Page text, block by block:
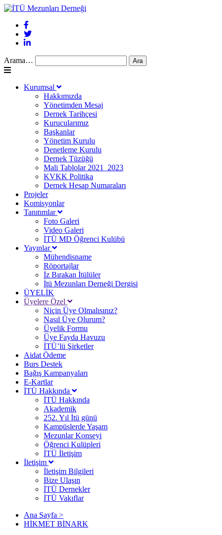
Arama…
Kurumsal
Hakkımızda
Yönetimden Mesaj
Dernek Tarihçesi
Kurucularımız
Başkanlar
Yönetim Kurulu
Denetleme Kurulu
Dernek Tüzüğü
Mali Tablolar 2021_2023
KVKK Politika
Dernek Hesap Numaraları
Projeler
Komisyonlar
Tanıtımlar
Foto Galeri
Video Galeri
İTÜ MD Öğrenci Kulübü
Yayınlar
Mühendisname
Röportajlar
İz Bırakan İtülüler
İtü Mezunları Derneği Dergisi
ÜYELİK
Üyelere Özel
Niçin Üye Olmalısınız?
Nasıl Üye Olurum?
Üyelik Formu
Üye Fayda Havuzu
İTÜ’lü Şirketler
Aidat Ödeme
Burs Destek
Bağış Kampanyaları
E-Kartlar
İTÜ Hakkında
İTÜ Hakkında
Akademik
252. Yıl İtü günü
Kampüslerde Yaşam
Mezunlar Konseyi
Öğrenci Kulüpleri
İTÜ İletişim
İletişim
İletişim Bilgileri
Bize Ulaşın
İTÜ Dernekler
İTÜ Vakıflar
Ana Sayfa >
HİKMET BİNARK